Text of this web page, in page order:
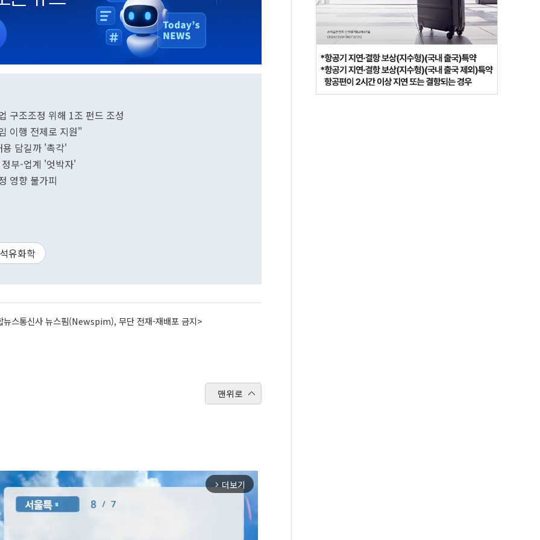
구조조정 위해 1조 펀드 조성
이행 전제로 지원"
담길까 '촉각'
부-업계 '엇박자'
영향 불가피
석유화학
뉴스통신사 뉴스핌(Newspim), 무단 전재-재배포 금지>
맨위로
arrow_forward_ios 더보기